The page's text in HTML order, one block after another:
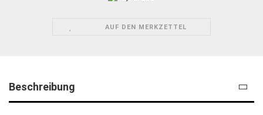
AUF DEN MERKZETTEL
Beschreibung